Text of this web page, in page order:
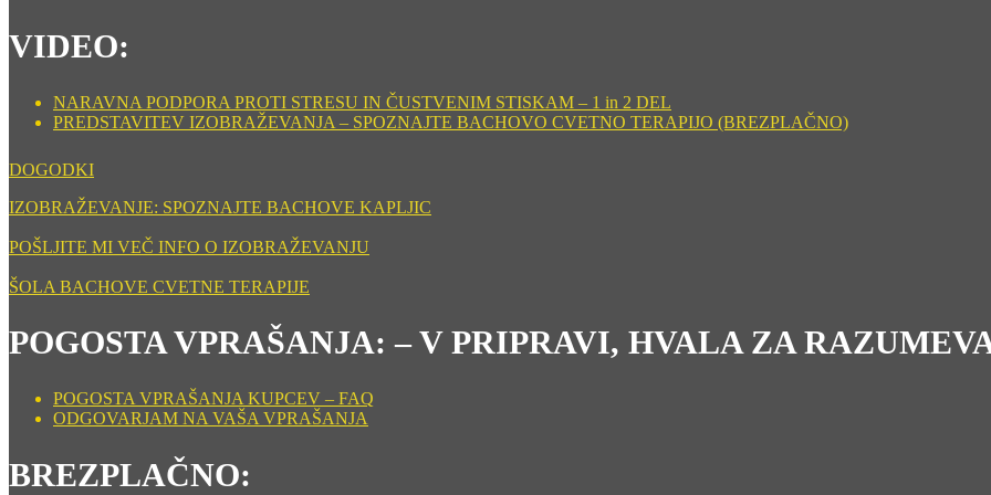
VIDEO:
NARAVNA PODPORA PROTI STRESU IN ČUSTVENIM STISKAM – 1 in 2 DEL
PREDSTAVITEV IZOBRAŽEVANJA – SPOZNAJTE BACHOVO CVETNO TERAPIJO (BREZPLAČNO)
DOGODKI
IZOBRAŽEVANJE: SPOZNAJTE BACHOVE KAPLJIC
POŠLJITE MI VEČ INFO O IZOBRAŽEVANJU
ŠOLA BACHOVE CVETNE TERAPIJE
POGOSTA VPRAŠANJA: – V PRIPRAVI, HVALA ZA
POGOSTA VPRAŠANJA KUPCEV – FAQ
ODGOVARJAM NA VAŠA VPRAŠANJA
BREZPLAČNO: